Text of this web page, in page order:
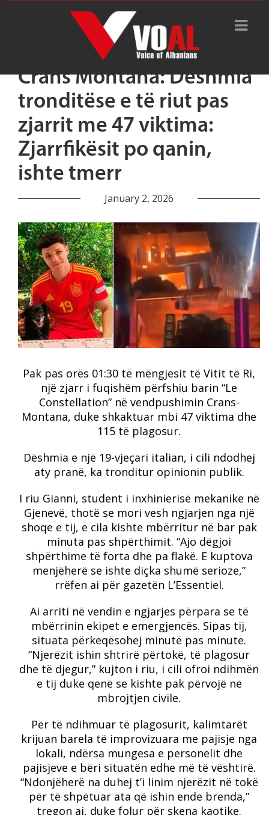
Crans Montana: Dëshmia
tronditëse e të riut pas
zjarrit me 47 viktima:
Zjarrfikësit po qanin,
ishte tmerr
January 2, 2026
Pak pas orës 01:30 të mëngjesit të Vitit të Ri,
një zjarr i fuqishëm përfshiu barin “Le
Constellation” në vendpushimin Crans-
Montana, duke shkaktuar mbi 47 viktima dhe
115 të plagosur.
Dëshmia e një 19-vjeçari italian, i cili ndodhej
aty pranë, ka tronditur opinionin publik.
I riu Gianni, student i inxhinierisë mekanike në
Gjenevë, thotë se mori vesh ngjarjen nga një
shoqe e tij, e cila kishte mbërritur në bar pak
minuta pas shpërthimit. “Ajo dëgjoi
shpërthime të forta dhe pa flakë. E kuptova
menjëherë se ishte diçka shumë serioze,”
rrëfen ai për gazetën L’Essentiel.
Ai arriti në vendin e ngjarjes përpara se të
mbërrinin ekipet e emergjencës. Sipas tij,
situata përkeqësohej minutë pas minute.
“Njerëzit ishin shtrirë përtokë, të plagosur
dhe të djegur,” kujton i riu, i cili ofroi ndihmën
e tij duke qenë se kishte pak përvojë në
mbrojtjen civile.
Për të ndihmuar të plagosurit, kalimtarët
krijuan barela të improvizuara me pajisje nga
lokali, ndërsa mungesa e personelit dhe
pajisjeve e bëri situatën edhe më të vështirë.
“Ndonjëherë na duhej t’i linim njerëzit në tokë
për të shpëtuar ata që ishin ende brenda,”
tregon ai, duke folur për skena kaotike.